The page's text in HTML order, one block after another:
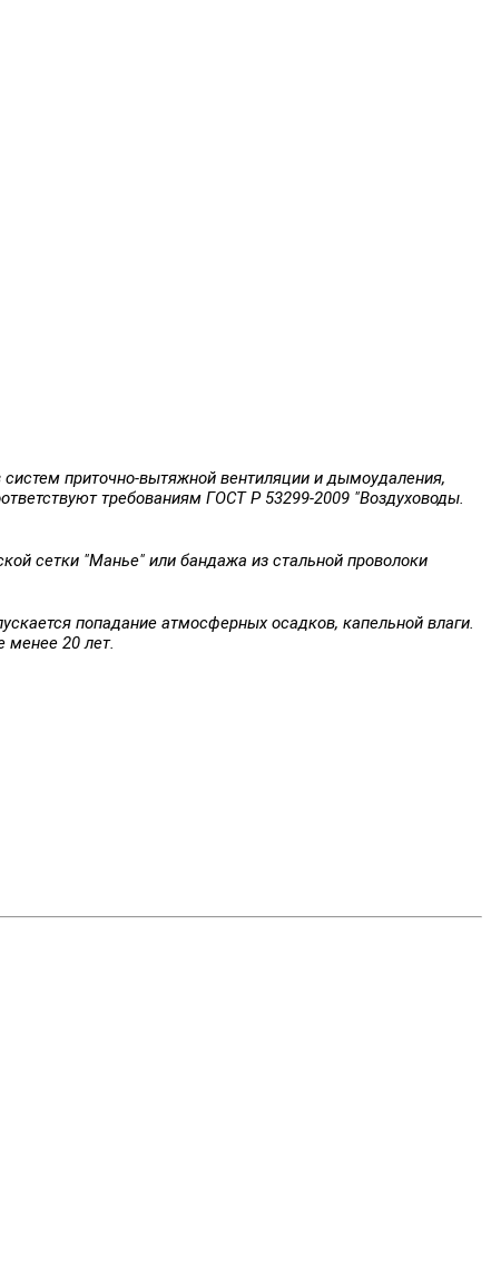
приточно-вытяжной вентиляции и дымоудаления,
требованиям ГОСТ Р 53299-2009 "Воздуховоды.
сетки "Манье" или бандажа из стальной проволоки
попадание атмосферных осадков, капельной влаги.
менее 20 лет.